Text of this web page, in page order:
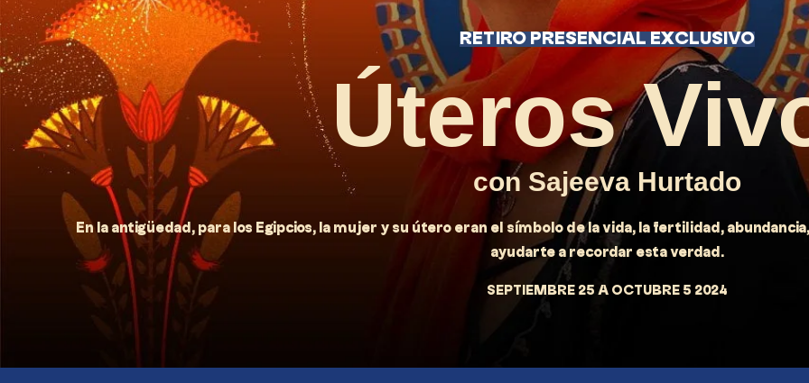
RETIRO PRESENCIAL EXCLUSIVO
Úteros
con Sajeeva Hurtado
En la antigüedad, para los Egipcios, la mujer y su útero eran el símbolo de la vida, la fertilidad,
ayudarte a recordar esta verdad.
SEPTIEMBRE 25 A OCTUBRE 5 2024